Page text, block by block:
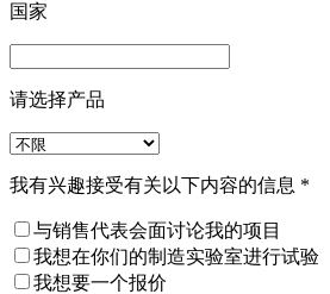
国家
请选择产品
我有兴趣接受有关以下内容的信息 *
与销售代表会面讨论我的项目
我想在你们的制造实验室进行试验
我想要一个报价